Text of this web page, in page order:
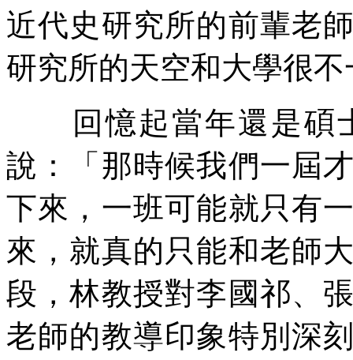
近代史研究所的前輩老
研究所的天空和大學很不
回憶起當年還是碩
說：「那時候我們一屆
下來，一班可能就只有
來，就真的只能和老師
段，林教授對李國祁、
老師的教導印象特別深